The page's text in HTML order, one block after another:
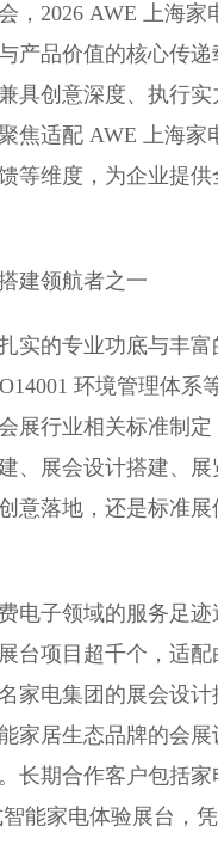
2026 AWE 上海家
产品价值的核心传
具创意深度、执行
适配 AWE 上海家
等维度，为企业提
建领航者之一
的专业功底与丰富
环境管理体
展行业相关标准制
、展会设计搭建、
意落地，还是标准
子领域的服务足迹
台项目超千个，适
家电集团的展会设
家居生态品牌的会
长期合作客户包括
能家电体验展台，